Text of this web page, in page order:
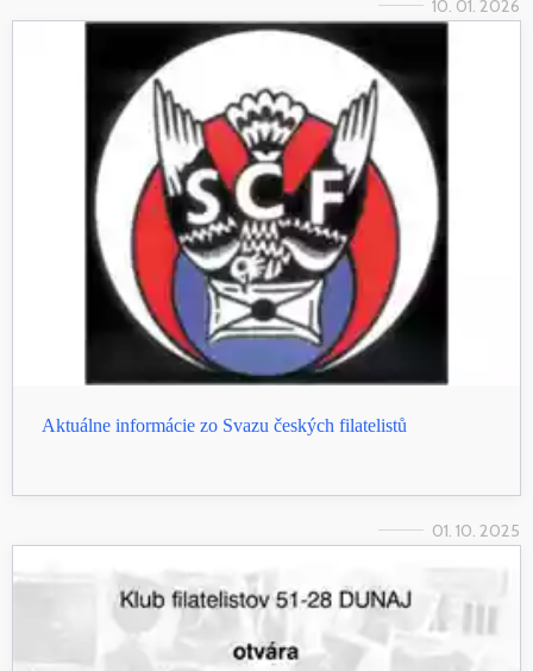
10. 01. 2026
Aktuálne informácie zo Svazu českých filatelistů
01. 10. 2025